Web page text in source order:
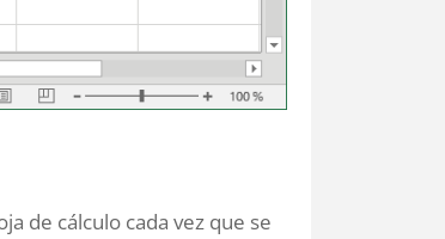
de cálculo cada vez que se